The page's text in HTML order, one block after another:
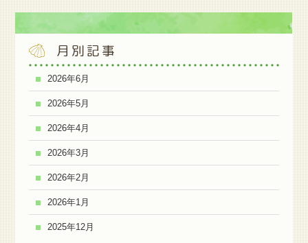
月別記事
2026年6月
2026年5月
2026年4月
2026年3月
2026年2月
2026年1月
2025年12月